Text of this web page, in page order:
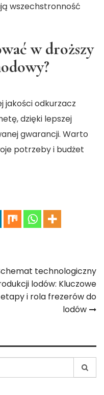
wszechstronność
w droższy
jakości odkurzacz
dzięki lepszej
gwarancji. Warto
potrzeby i budżet
technologiczny
lodów: Kluczowe
etapy i rola frezerów do
lodów